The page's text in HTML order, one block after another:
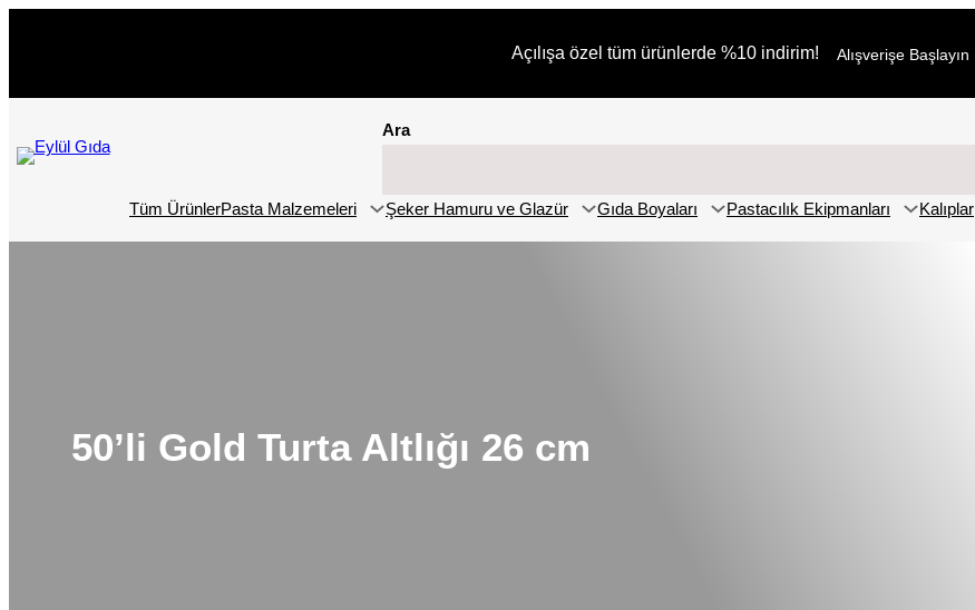
Açılışa özel tüm ürünlerde %10 indirim! Alışverişe Başlayın
Ara
Tüm ÜrünlerPasta Malzemeleri Şeker Hamuru ve Glazür Gıda Boyaları Pastacılık Ekipmanları Kalıplar
50’li Gold Turta Altlığı 26 cm